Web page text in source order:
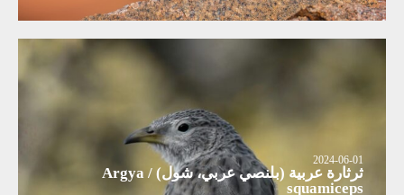
2024-06-01
ثرثارة عربية (بلنصي عربي، شول) / Argya
squamiceps